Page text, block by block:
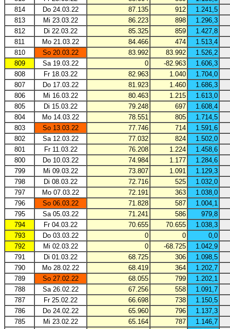
814
Do 24.03.22 87.135 912
1.241,5
813
Mi 23.03.22 86.223 898
1.296,3
812
Di 22.03.22 85.325 859
1.427,8
811
Mo 21.03.22 84.466 474
1.513,4
810
So 20.03.22 83.992 83.992
1.526,2
809
Sa 19.03.22 0 -82.963
1.606,3
808
Fr 18.03.22 82.963 1.040
1.704,0
807
Do 17.03.22 81.923 1.460
1.686,3
806
Mi 16.03.22 80.463 1.215
1.613,0
805
Di 15.03.22 79.248 697
1.608,4
804
Mo 14.03.22 78.551 805
1.714,5
803
So 13.03.22 77.746 714
1.591,6
802
Sa 12.03.22 77.032 824
1.502,0
801
Fr 11.03.22 76.208 1.224
1.458,6
800
Do 10.03.22 74.984 1.177
1.284,6
799
Mi 09.03.22 73.807 1.091
1.129,3
798
Di 08.03.22 72.716 525
1.032,0
797
Mo 07.03.22 72.191 363
1.038,0
796
So 06.03.22 71.828 587
1.004,1
795
Sa 05.03.22 71.241 586
979,8
794
Fr 04.03.22 70.655 70.655
1.038,3
793
Do 03.03.22 0 0
0,0
792
Mi 02.03.22 0 -68.725
1.042,9
791
Di 01.03.22 68.725 306
1.098,5
790
Mo 28.02.22 68.419 364
1.202,7
789
So 27.02.22 68.055 799
1.202,1
788
Sa 26.02.22 67.256 558
1.091,7
787
Fr 25.02.22 66.698 738
1.150,5
786
Do 24.02.22 65.960 796
1.137,3
785
Mi 23.02.22 65.164 787
1.146,7